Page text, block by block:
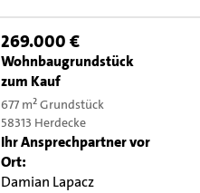
269.000 €
Wohnbaugrundstück
zum Kauf
677 m² Grundstück
58313 Herdecke
Ihr Ansprechpartner vor
Ort:
Damian Lapacz